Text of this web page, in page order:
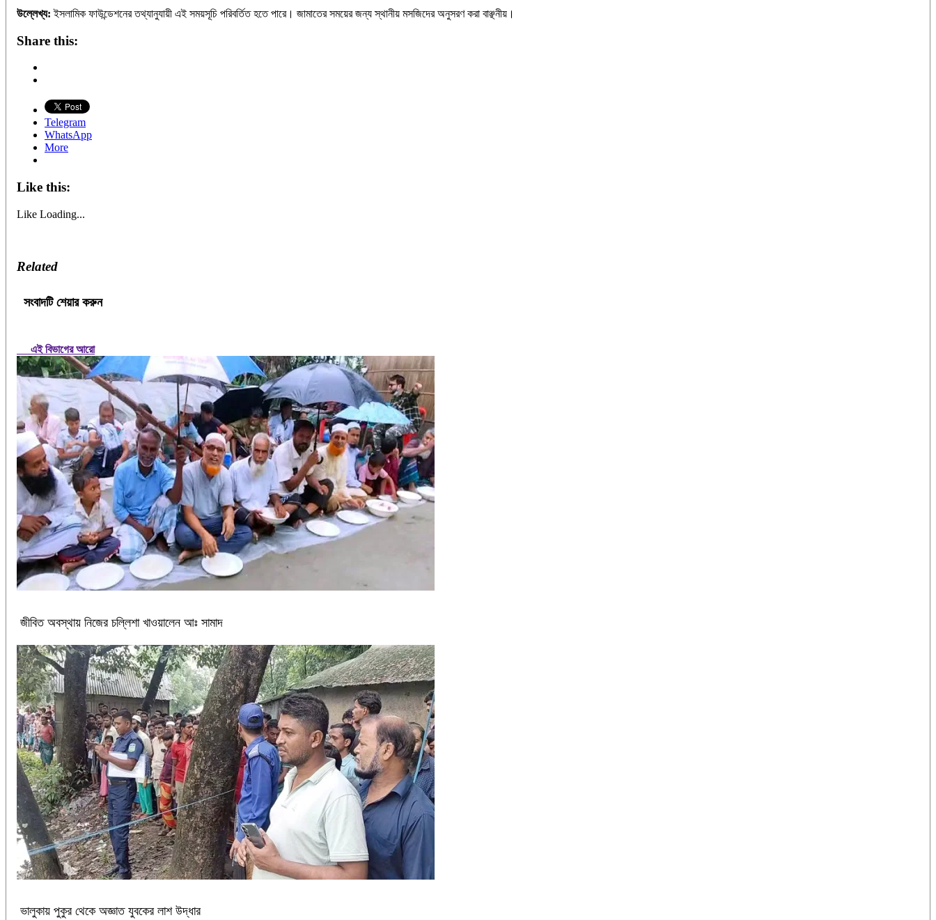
উল্লেখ্য: ইসলামিক ফাউন্ডেশনের তথ্যানুযায়ী এই সময়সূচি পরিবর্তিত হতে পারে। জামাতের সময়ের জন্য স্থানীয় মসজিদের অনুসরণ করা বাঞ্ছনীয়।
Share this:
Telegram
WhatsApp
More
Like this:
Like Loading...
Related
সংবাদটি শেয়ার করুন
এই বিভাগের আরো
জীবিত অবস্থায় নিজের চল্লিশা খাওয়ালেন আঃ সামাদ
ভালুকায় পুকুর থেকে অজ্ঞাত যুবকের লাশ উদ্ধার